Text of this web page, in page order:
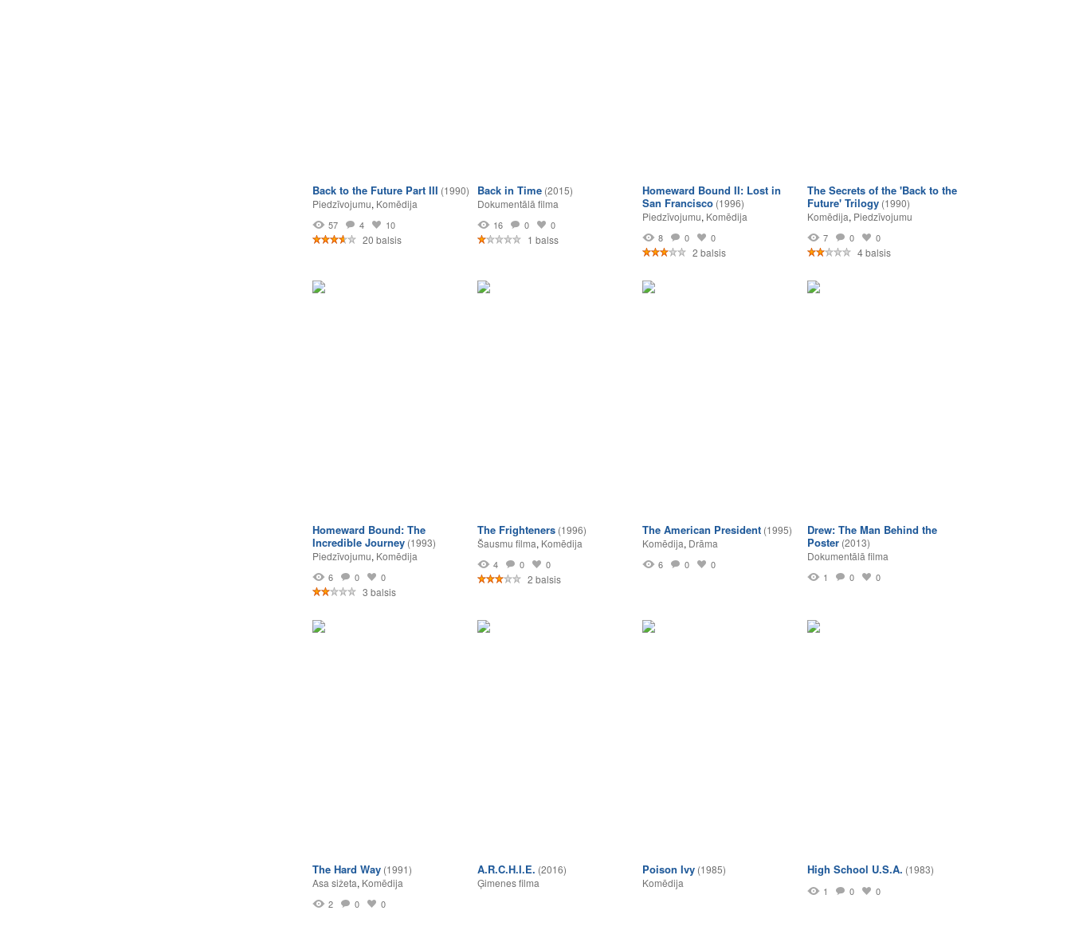
Back to the Future Part III (1990)
Piedzīvojumu, Komēdija
57 4 10
20 balsis
Back in Time (2015)
Dokumentālā filma
16 0 0
1 balss
Homeward Bound II: Lost in
San Francisco (1996)
Piedzīvojumu, Komēdija
8 0 0
2 balsis
The Secrets of the 'Back to the
Future' Trilogy (1990)
Komēdija, Piedzīvojumu
7 0 0
4 balsis
Homeward Bound: The
Incredible Journey (1993)
Piedzīvojumu, Komēdija
6 0 0
3 balsis
The Frighteners (1996)
Šausmu filma, Komēdija
4 0 0
2 balsis
The American President (1995)
Komēdija, Drāma
6 0 0
Drew: The Man Behind the
Poster (2013)
Dokumentālā filma
1 0 0
The Hard Way (1991)
Asa sižeta, Komēdija
2 0 0
A.R.C.H.I.E. (2016)
Ģimenes filma
Poison Ivy (1985)
Komēdija
High School U.S.A. (1983)
1 0 0